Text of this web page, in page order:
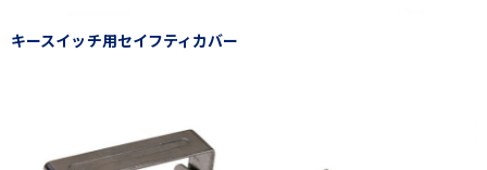
キースイッチ用セイフティカバー